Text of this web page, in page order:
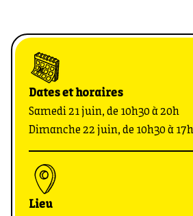
Dates et horaires
Samedi 21 juin, de 10h30 à 20h
Dimanche 22 juin, de 10h30 à 17h
Lieu